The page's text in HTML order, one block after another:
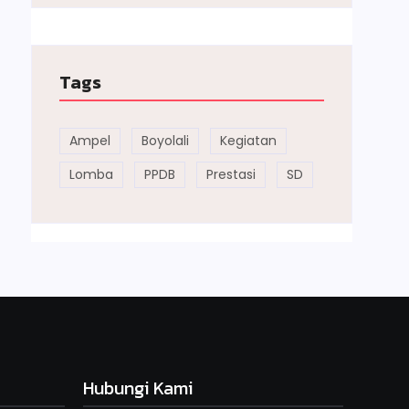
Tags
Ampel Boyolali
Kegiatan
Lomba
PPDB Prestasi SD
Hubungi Kami